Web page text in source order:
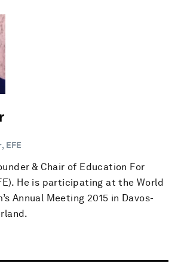
EFE
& Chair of Education For
He is participating at the World
Annual Meeting 2015 in Davos-